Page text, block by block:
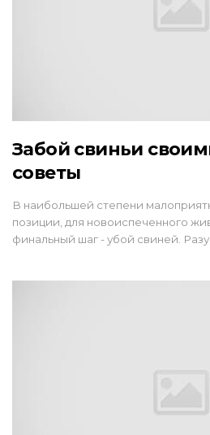
Забой свиньи
советы
В наибольшей степени
позиции, для новоиспеченного
финальный шаг - убой свиней.